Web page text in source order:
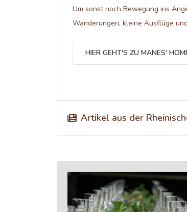
Um sonst noch Bewegung ins
Wanderungen, kleine Ausflüge
HIER GEHT'S ZU MANES'
Artikel aus der